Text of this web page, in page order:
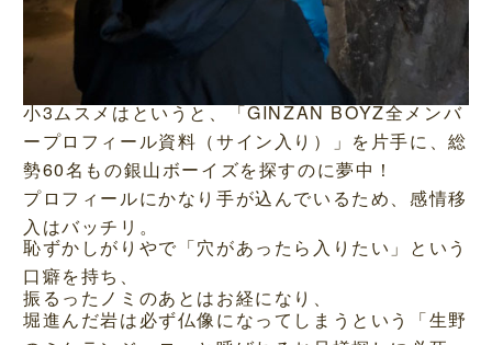
小3ムスメはというと、「GINZAN BOYZ全メンバ
ープロフィール資料（サイン入り）」を片手に、総
勢60名もの銀山ボーイズを探すのに夢中！
プロフィールにかなり手が込んでいるため、感情移
入はバッチリ。
恥ずかしがりやで「穴があったら入りたい」という
口癖を持ち、
振るったノミのあとはお経になり、
堀進んだ岩は必ず仏像になってしまうという「生野